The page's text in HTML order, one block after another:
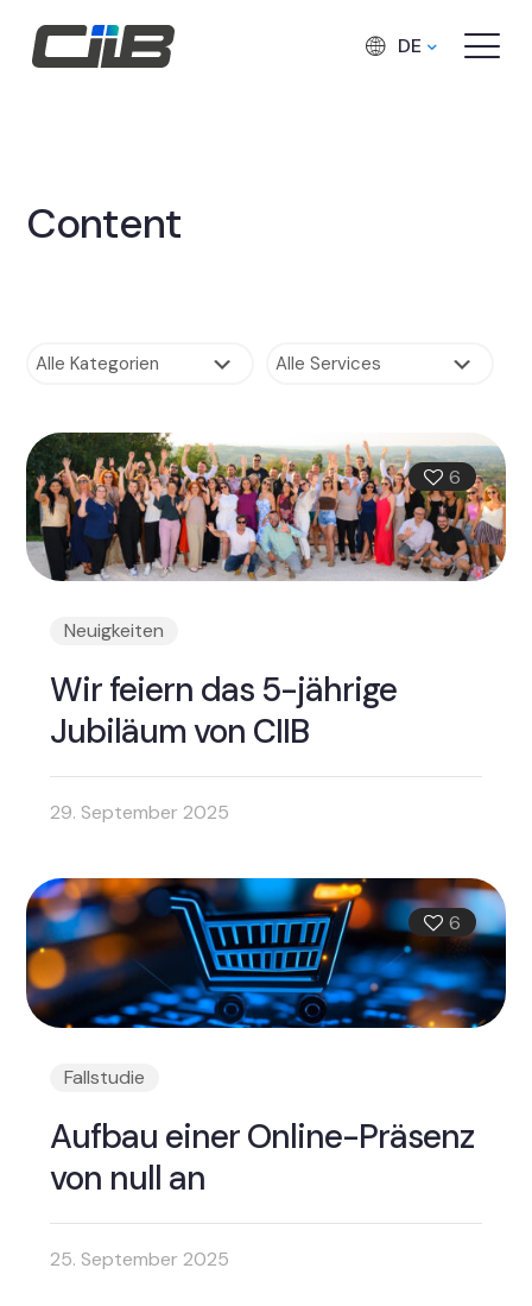
DE
Content
6
Neuigkeiten
Wir feiern das 5-jährige
Jubiläum von CIIB
29. September 2025
6
Fallstudie
Aufbau einer Online-Präsenz
von null an
25. September 2025